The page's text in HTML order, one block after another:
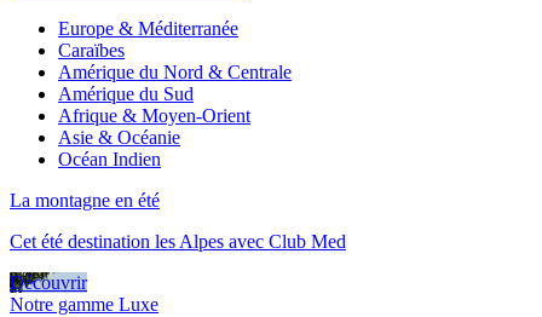
Europe & Méditerranée
Caraïbes
Amérique du Nord & Centrale
Amérique du Sud
Afrique & Moyen-Orient
Asie & Océanie
Océan Indien
La montagne en été
Cet été destination les Alpes avec Club Med
Découvrir
Notre gamme Luxe